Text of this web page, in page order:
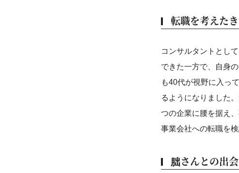
転職を考えた
コンサルタントとし
できた一方で、自身
も40代が視野に入っ
るようになりました
つの企業に腰を据え
事業会社への転職を
朏さんとの出